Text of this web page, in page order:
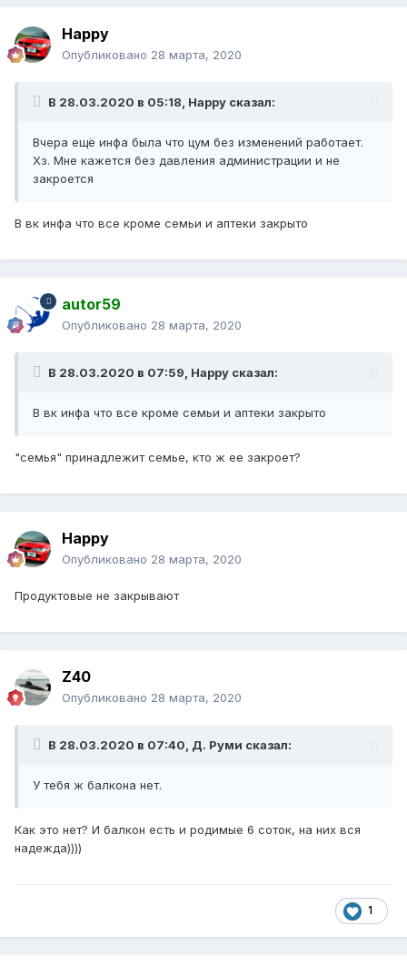
Happy
Опубликовано 28 марта, 2020
В 28.03.2020 в 05:18, Happy сказал:
Вчера ещё инфа была что цум без изменений работает.
Хз. Мне кажется без давления администрации и не
закроется
В вк инфа что все кроме семьи и аптеки закрыто
autor59
Опубликовано 28 марта, 2020
В 28.03.2020 в 07:59, Happy сказал:
В вк инфа что все кроме семьи и аптеки закрыто
"семья" принадлежит семье, кто ж ее закроет?
Happy
Опубликовано 28 марта, 2020
Продуктовые не закрывают
Z40
Опубликовано 28 марта, 2020
В 28.03.2020 в 07:40, Д. Руми сказал:
У тебя ж балкона нет.
Как это нет? И балкон есть и родимые 6 соток, на них вся
надежда))))
1